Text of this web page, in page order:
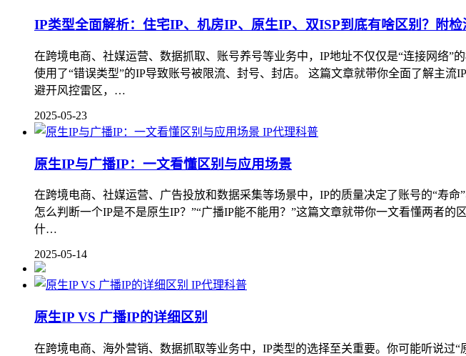
IP类型全面解析：住宅IP、机房IP、原生IP、双ISP到底有啥区别？附检
在跨境电商、社媒运营、数据抓取、账号养号等业务中，IP地址不仅仅是“连接网络
使用了“错误类型”的IP导致账号被限流、封号、封店。 这篇文章就带你全面了解主
避开风控雷区，…
2025-05-23
IP代理科普
原生IP与广播IP：一文看懂区别与应用场景
在跨境电商、社媒运营、广告投放和数据采集等场景中，IP的质量决定了账号的“寿
怎么判断一个IP是不是原生IP？”“广播IP能不能用？”这篇文章就带你一文看懂两者
什…
2025-05-14
IP代理科普
原生IP VS 广播IP的详细区别
在跨境电商、海外营销、数据抓取等业务中，IP类型的选择至关重要。你可能听说过